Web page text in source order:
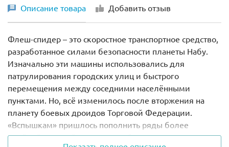
Описание товара Добавить отзыв
Флеш-спидер – это скоростное транспортное средство,
разработанное силами безопасности планеты Набу.
Изначально эти машины использовались для
патрулирования городских улиц и быстрого
перемещения между соседними населёнными
пунктами. Но, всё изменилось после вторжения на
планету боевых дроидов Торговой Федерации.
«Вспышкам» пришлось пополнить ряды более
тяжёлой военной техники, чтобы защитить мирное